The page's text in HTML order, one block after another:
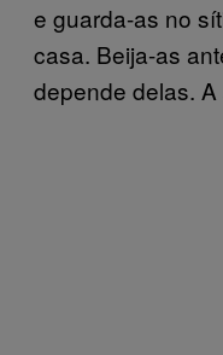
e guarda-as no
casa. Beija-as
depende delas.